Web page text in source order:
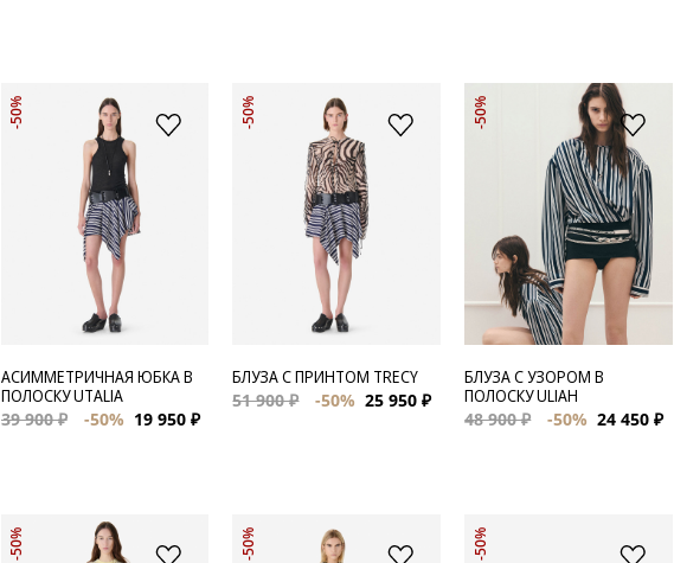
-50%
АСИММЕТРИЧНАЯ ЮБКА В
ПОЛОСКУ UTALIA
39 900 ₽
-50% 19 950 ₽
-50%
БЛУЗА С ПРИНТОМ TRECY
51 900 ₽
-50% 25 950 ₽
-50%
БЛУЗА С УЗОРОМ В
ПОЛОСКУ ULIAH
48 900 ₽
-50% 24 450 ₽
-50% -50% -50%